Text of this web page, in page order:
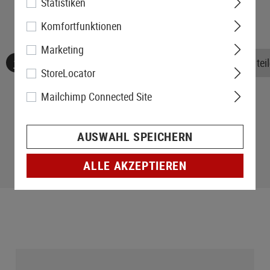
Keine Bewertungen gefunden. Gehen Sie voran und
Komfortfunktionen
Marketing
StoreLocator
Mailchimp Connected Site
AUSWAHL SPEICHERN
ALLE AKZEPTIEREN